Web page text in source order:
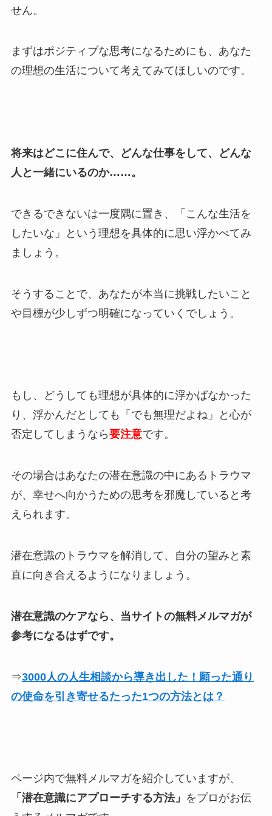
せん。
まずはポジティブな思考になるためにも、あなた
の理想の生活について考えてみてほしいのです。
将来はどこに住んで、どんな仕事をして、どんな
人と一緒にいるのか……。
できるできないは一度隅に置き、「こんな生活を
したいな」という理想を具体的に思い浮かべてみ
ましょう。
そうすることで、あなたが本当に挑戦したいこと
や目標が少しずつ明確になっていくでしょう。
もし、どうしても理想が具体的に浮かばなかった
り、浮かんだとしても「でも無理だよね」と心が
否定してしまうなら要注意です。
その場合はあなたの潜在意識の中にあるトラウマ
が、幸せへ向かうための思考を邪魔していると考
えられます。
潜在意識のトラウマを解消して、自分の望みと素
直に向き合えるようになりましょう。
潜在意識のケアなら、当サイトの無料メルマガが
参考になるはずです。
⇒3000人の人生相談から導き出した！願った通り
の使命を引き寄せるたった1つの方法とは？
ページ内で無料メルマガを紹介していますが、
「潜在意識にアプローチする方法」 をプロがお伝